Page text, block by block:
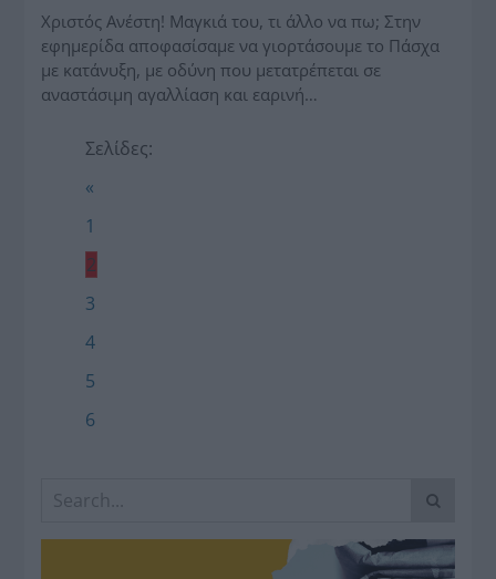
Χριστός Ανέστη! Μαγκιά του, τι άλλο να πω; Στην
εφημερίδα αποφασίσαμε να γιορτάσουμε το Πάσχα
με κατάνυξη, με οδύνη που μετατρέπεται σε
αναστάσιμη αγαλλίαση και εαρινή…
Σελίδες:
«
1
2
3
4
5
6